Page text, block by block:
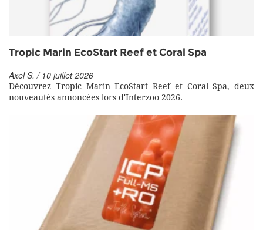
Tropic Marin EcoStart Reef et Coral Spa
Axel S. / 10 juillet 2026
Découvrez Tropic Marin EcoStart Reef et Coral Spa, deux
nouveautés annoncées lors d'Interzoo 2026.